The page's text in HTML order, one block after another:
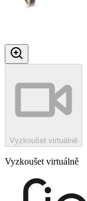
Vyzkoušet virtuálně
Vyzkoušet virtuálně